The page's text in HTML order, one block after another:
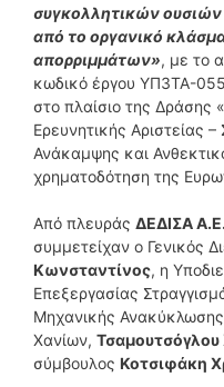
συγκολλητικών ουσιών
από το οργανικό
απορριμμάτων», με το
κωδικό έργου ΥΠ3ΤΑ-
στο πλαίσιο της Δράσης
Ερευνητικής Αριστείας
Ανάκαμψης και
χρηματοδότηση της
Από πλευράς ΔΕΔΙΣΑ
συμμετείχαν ο Γενικός
Κωνσταντίνος, η
Επεξεργασίας
Μηχανικής
Χανίων, Τσαμουτσόγλου
σύμβουλος Κοτσιφάκη